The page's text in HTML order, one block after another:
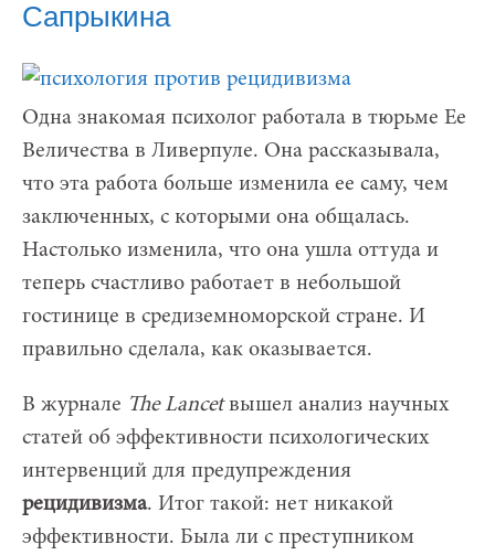
Сапрыкина
Одна знакомая психолог работала в тюрьме Ее
Величества в Ливерпуле. Она рассказывала,
что эта работа больше изменила ее саму, чем
заключенных, с которыми она общалась.
Настолько изменила, что она ушла оттуда и
теперь счастливо работает в небольшой
гостинице в средиземноморской стране. И
правильно сделала, как оказывается.
В журнале The Lancetвышел анализ научных
статей об эффективности психологических
интервенций для предупреждения
рецидивизма. Итог такой: нет никакой
эффективности. Была ли с преступником